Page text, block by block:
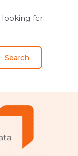
looking for.